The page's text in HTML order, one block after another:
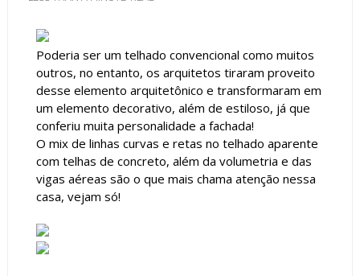
Poderia ser um telhado convencional como muitos
outros, no entanto, os arquitetos tiraram proveito
desse elemento arquitetônico e transformaram em
um elemento decorativo, além de estiloso, já que
conferiu muita personalidade a fachada!
O mix de linhas curvas e retas no telhado aparente
com telhas de concreto, além da volumetria e das
vigas aéreas são o que mais chama atenção nessa
casa, vejam só!